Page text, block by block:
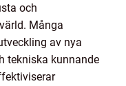
och
Många
av nya
tekniska kunnande